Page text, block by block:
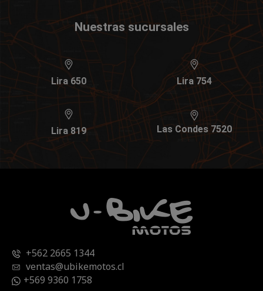
Nuestras sucursales
Lira 650 Lira 754
Lira 819 Las Condes 7520
+562 2665 1344
ventas@ubikemotos.cl
+569 9360 1758